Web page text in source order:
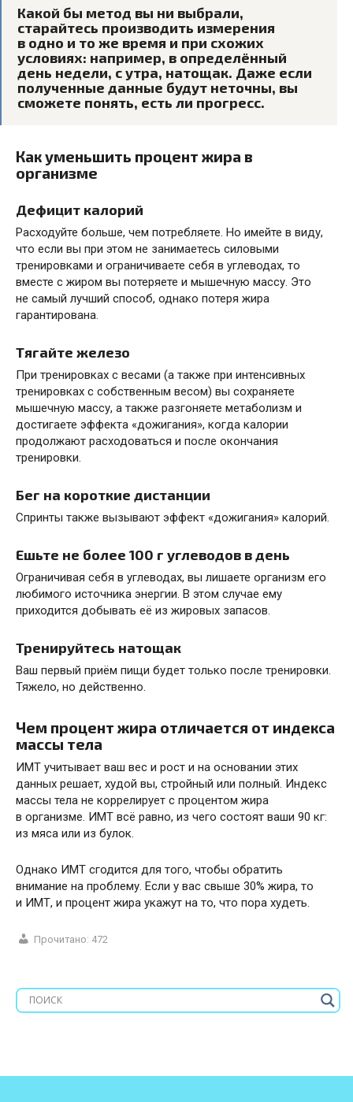
Какой бы метод вы ни выбрали,
старайтесь производить измерения
в одно и то же время и при схожих
условиях: например, в определённый
день недели, с утра, натощак. Даже если
полученные данные будут неточны, вы
сможете понять, есть ли прогресс.
Как уменьшить процент жира в
организме
Дефицит калорий
Расходуйте больше, чем потребляете. Но имейте в виду,
что если вы при этом не занимаетесь силовыми
тренировками и ограничиваете себя в углеводах, то
вместе с жиром вы потеряете и мышечную массу. Это
не самый лучший способ, однако потеря жира
гарантирована.
Тягайте железо
При тренировках с весами (а также при интенсивных
тренировках с собственным весом) вы сохраняете
мышечную массу, а также разгоняете метаболизм и
достигаете эффекта «дожигания», когда калории
продолжают расходоваться и после окончания
тренировки.
Бег на короткие дистанции
Спринты также вызывают эффект «дожигания» калорий.
Ешьте не более 100 г углеводов в день
Ограничивая себя в углеводах, вы лишаете организм его
любимого источника энергии. В этом случае ему
приходится добывать её из жировых запасов.
Тренируйтесь натощак
Bаш первый приём пищи будет только после тренировки.
Тяжело, но действенно.
Чем процент жира отличается от индекса
массы тела
ИМТ учитывает ваш вес и рост и на основании этих
данных решает, худой вы, стройный или полный. Индекс
массы тела не коррелирует с процентом жира
в организме. ИМТ всё равно, из чего состоят ваши 90 кг:
из мяса или из булок.
Однако ИМТ сгодится для того, чтобы обратить
внимание на проблему. Если у вас свыше 30% жира, то
и ИМТ, и процент жира укажут на то, что пора худеть.
Прочитано: 472